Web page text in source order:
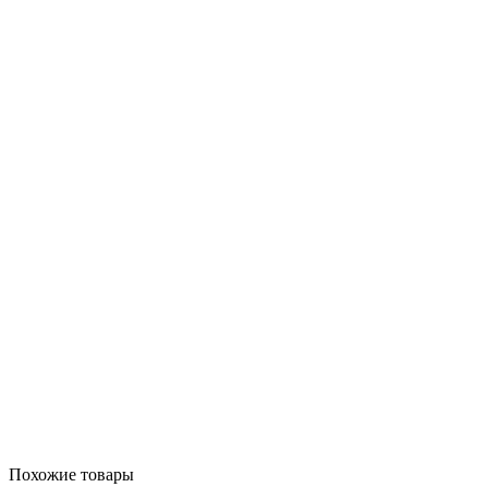
Похожие товары